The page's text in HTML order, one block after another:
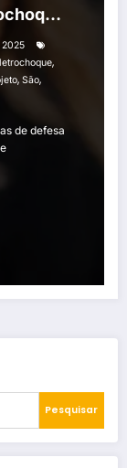
2025
,
, São,
de defesa
Pesquisar